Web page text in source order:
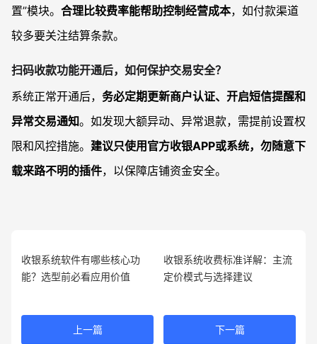
置”模块。 合理比较费率能帮助控制经营成本，如付款渠道
较多要关注结算条款。
扫码收款功能开通后，如何保护交易安全？
系统正常开通后， 务必定期更新商户认证、开启短信提醒和
异常交易通知。如发现大额异动、异常退款，需提前设置权
限和风控措施。 建议只使用官方收银APP或系统，勿随意下
载来路不明的插件，以保障店铺资金安全。
收银系统软件有哪些核心功
能？选型前必看应用价值
上一篇
收银系统收费标准详解：主流
定价模式与选择建议
下一篇